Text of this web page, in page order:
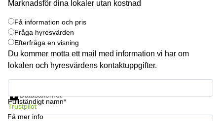
Marknadsför dina lokaler utan kostnad
Få information och pris
Fråga hyresvärden
Efterfråga en visning
Du kommer motta ett mail med information vi har om
lokalen och hyresvärdens kontaktuppgifter.
Fullständigt namn*
Datasäkerhet
Trustpilot
Få mer info